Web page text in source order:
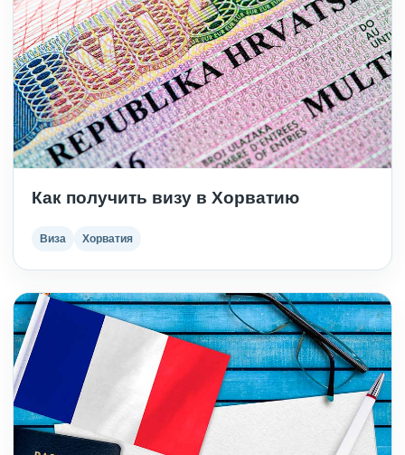
Как получить визу в Хорватию
Виза Хорватия